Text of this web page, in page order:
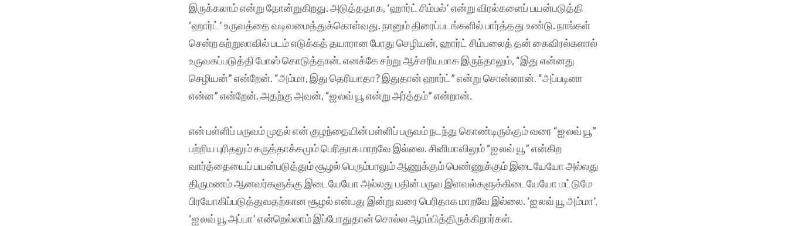
இருக்கலாம் என்று தோன்றுகிறது. அடுத்ததாக, ‘ஹார்ட் சிம்பல்’ என்று விரல்களைப் பயன்படுத்தி
‘ஹார்ட்’ உருவத்தை வடிவமைத்துக்கொள்வது. நானும் திரைப்படங்களில் பார்த்தது உண்டு. நாங்கள்
சென்ற சுற்றுலாவில் படம் எடுக்கத் தயாரான போது செழியன், ஹார்ட் சிம்பலைத் தன் கைவிரல்களால்
உருவகப்படுத்தி போஸ் கொடுத்தான். எனக்கே சற்று ஆச்சரியமாக இருந்தாலும், “இது என்னது
செழியன்” என்றேன். “அம்மா, இது தெரியாதா? இதுதான் ஹார்ட்” என்று சொன்னான். “அப்படினா
என்ன” என்றேன். அதற்கு அவன், “ஐ லவ் யூ என்று அர்த்தம்” என்றான்.
என் பள்ளிப் பருவம் முதல் என் குழந்தையின் பள்ளிப் பருவம் நடந்து கொண்டிருக்கும் வரை “ஐ லவ் யூ”
பற்றிய புரிதலும் கருத்தாக்கமும் பெரிதாக மாறவே இல்லை. சினிமாவிலும் “ஐ லவ் யூ” என்கிற
வார்த்தையைப் பயன்படுத்தும் சூழல் பெரும்பாலும் ஆணுக்கும் பெண்ணுக்கும் இடையேயோ அல்லது
திருமணம் ஆனவர்களுக்கு இடையேயோ அல்லது பதின் பருவ இளவல்களுக்கிடையேயோ மட்டுமே
பிரயோகிப்படுத்துவதற்கான சூழல் என்பது இன்று வரை பெரிதாக மாறவே இல்லை. ‘ஐ லவ் யூ அம்மா’,
‘ஐ லவ் யூ அப்பா’ என்றெல்லாம் இப்போதுதான் சொல்ல ஆரம்பித்திருக்கிறார்கள்.